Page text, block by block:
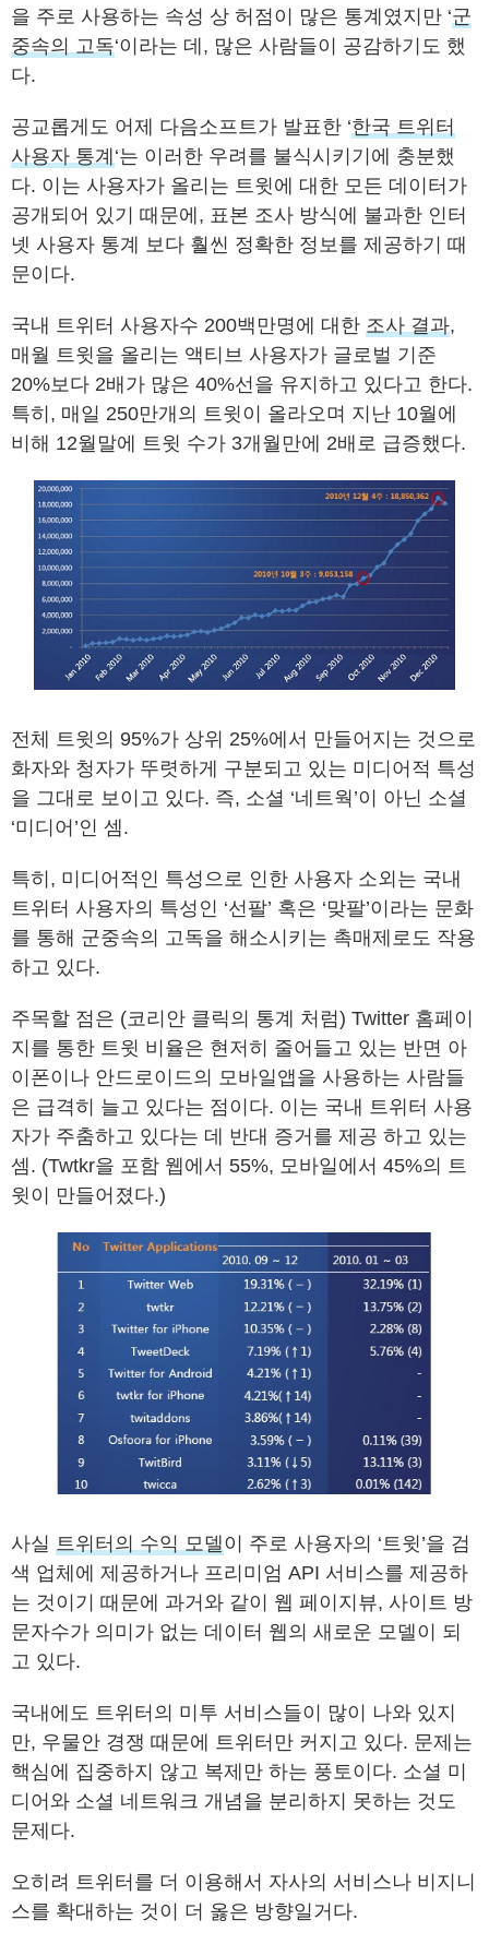
을 주로 사용하는 속성 상 허점이 많은 통계였지만 ‘군
중속의 고독‘이라는 데, 많은 사람들이 공감하기도 했
다.
공교롭게도 어제 다음소프트가 발표한 ‘한국 트위터
사용자 통계 ‘는 이러한 우려를 불식시키기에 충분했
다. 이는 사용자가 올리는 트윗에 대한 모든 데이터가
공개되어 있기 때문에, 표본 조사 방식에 불과한 인터
넷 사용자 통계 보다 훨씬 정확한 정보를 제공하기 때
문이다.
국내 트위터 사용자수 200백만명에 대한 조사 결과,
매월 트윗을 올리는 액티브 사용자가 글로벌 기준
20%보다 2배가 많은 40%선을 유지하고 있다고 한다.
특히, 매일 250만개의 트윗이 올라오며 지난 10월에
비해 12월말에 트윗 수가 3개월만에 2배로 급증했다.
전체 트윗의 95%가 상위 25%에서 만들어지는 것으로
화자와 청자가 뚜렷하게 구분되고 있는 미디어적 특성
을 그대로 보이고 있다. 즉, 소셜 ‘네트웍’이 아닌 소셜
‘미디어’인 셈.
특히, 미디어적인 특성으로 인한 사용자 소외는 국내
트위터 사용자의 특성인 ‘선팔’ 혹은 ‘맞팔’이라는 문화
를 통해 군중속의 고독을 해소시키는 촉매제로도 작용
하고 있다.
주목할 점은 (코리안 클릭의 통계 처럼) Twitter 홈페이
지를 통한 트윗 비율은 현저히 줄어들고 있는 반면 아
이폰이나 안드로이드의 모바일앱을 사용하는 사람들
은 급격히 늘고 있다는 점이다. 이는 국내 트위터 사용
자가 주춤하고 있다는 데 반대 증거를 제공 하고 있는
셈. (Twtkr을 포함 웹에서 55%, 모바일에서 45%의 트
윗이 만들어졌다.)
사실 트위터의 수익 모델이 주로 사용자의 ‘트윗’을 검
색 업체에 제공하거나 프리미엄 API 서비스를 제공하
는 것이기 때문에 과거와 같이 웹 페이지뷰, 사이트 방
문자수가 의미가 없는 데이터 웹의 새로운 모델이 되
고 있다.
국내에도 트위터의 미투 서비스들이 많이 나와 있지
만, 우물안 경쟁 때문에 트위터만 커지고 있다. 문제는
핵심에 집중하지 않고 복제만 하는 풍토이다. 소셜 미
디어와 소셜 네트워크 개념을 분리하지 못하는 것도
문제다.
오히려 트위터를 더 이용해서 자사의 서비스나 비지니
스를 확대하는 것이 더 옳은 방향일거다.